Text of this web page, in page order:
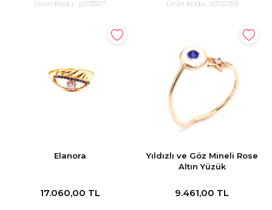
Ürün Kodu : yz03507 Ürün Kodu : YZ02159
Elanora
17.060,00 TL
Yıldızlı ve Göz Mineli Rose
Altın Yüzük
9.461,00 TL